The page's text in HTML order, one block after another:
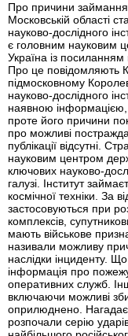
Про причини займання
Московській області
науково-дослідного
є головним науковим
Україна із
Про це повідомляють
підмосковному
науково-дослідного
наявною інформацією,
проте його причини
про можливі
публікації відсутні.
науковим центром
ключових науково-
галузі. Інститут
космічної техніки. За
застосовуються при
комплексів,
мають військове
називали можливу
наслідки інциденту.
інформація про
оперативних служб.
включаючи можливі
оприлюднено.
розпочали серію